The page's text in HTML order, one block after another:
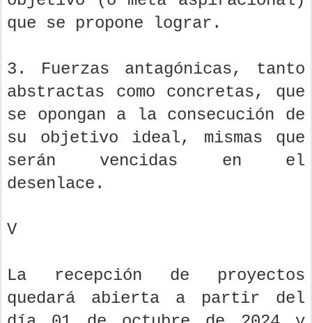
que se propone lograr.
3. Fuerzas antagónicas, tanto
abstractas como concretas, que
se opongan a la consecución de
su objetivo ideal, mismas que
serán vencidas en el
desenlace.
V
La recepción de proyectos
quedará abierta a partir del